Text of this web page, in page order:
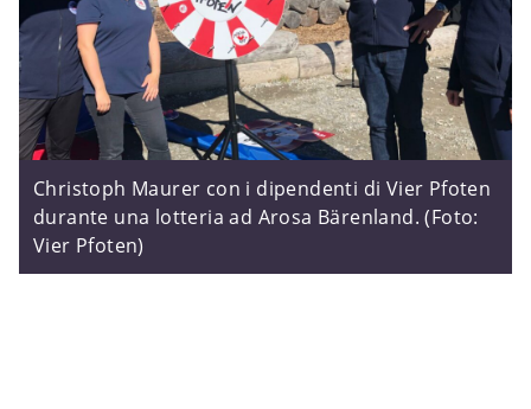
Christoph Maurer con i dipendenti di Vier Pfoten
durante una lotteria ad Arosa Bärenland. (Foto:
Vier Pfoten)